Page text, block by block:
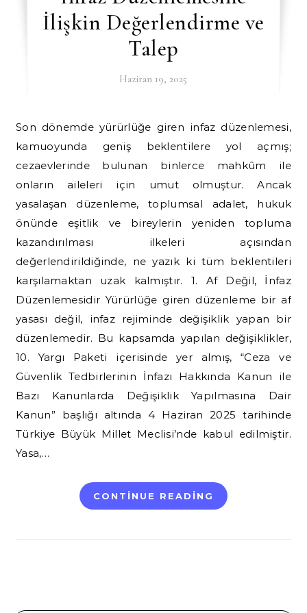
İlişkin Değerlendirme ve
Talep
Haziran 19, 2025
Son dönemde yürürlüğe giren infaz düzenlemesi,
kamuoyunda geniş beklentilere yol açmış;
cezaevlerinde bulunan binlerce mahkûm ile
onların aileleri için umut olmuştur. Ancak
yasalaşan düzenleme, toplumsal adalet, hukuk
önünde eşitlik ve bireylerin yeniden topluma
kazandırılması ilkeleri açısından
değerlendirildiğinde, ne yazık ki tüm beklentileri
karşılamaktan uzak kalmıştır. 1. Af Değil, İnfaz
Düzenlemesidir Yürürlüğe giren düzenleme bir af
yasası değil, infaz rejiminde değişiklik yapan bir
düzenlemedir. Bu kapsamda yapılan değişiklikler,
10. Yargı Paketi içerisinde yer almış, “Ceza ve
Güvenlik Tedbirlerinin İnfazı Hakkında Kanun ile
Bazı Kanunlarda Değişiklik Yapılmasına Dair
Kanun” başlığı altında 4 Haziran 2025 tarihinde
Türkiye Büyük Millet Meclisi’nde kabul edilmiştir.
Yasa,…
CONTINUE READING